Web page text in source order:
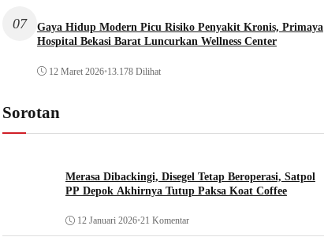
07
Gaya Hidup Modern Picu Risiko Penyakit Kronis, Primaya
Hospital Bekasi Barat Luncurkan Wellness Center
12 Maret 2026•13.178 Dilihat
Sorotan
Merasa Dibackingi, Disegel Tetap Beroperasi, Satpol
PP Depok Akhirnya Tutup Paksa Koat Coffee
12 Januari 2026•21 Komentar